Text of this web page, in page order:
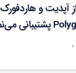
آپدیت و هاردفورک
۰